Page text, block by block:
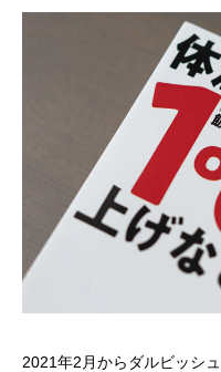
2021年2月からダルビッシ